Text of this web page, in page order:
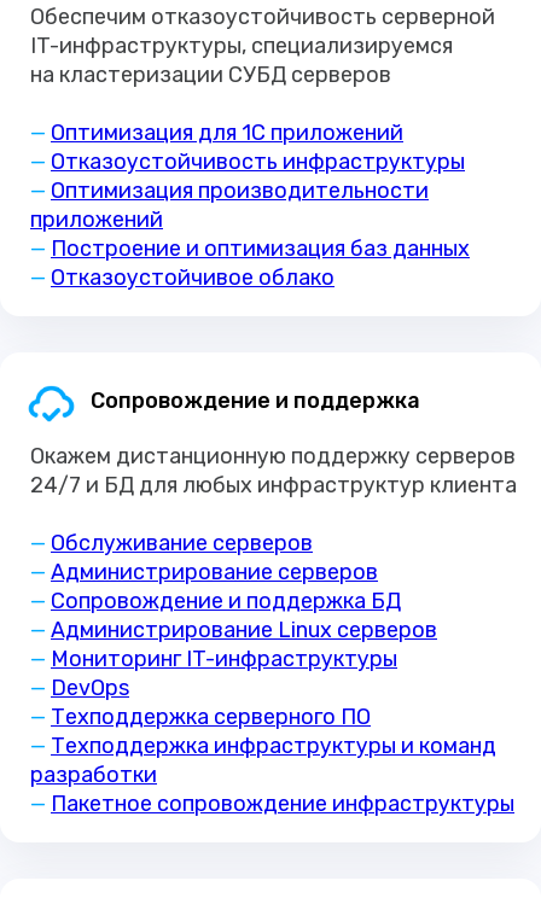
Обеспечим отказоустойчивость серверной
IT-инфраструктуры, специализируемся
на кластеризации СУБД серверов
— Оптимизация для 1С приложений
— Отказоустойчивость инфраструктуры
— Оптимизация производительности
приложений
— Построение и оптимизация баз данных
— Отказоустойчивое облако
Сопровождение и поддержка
Окажем дистанционную поддержку серверов
24/7 и БД для любых инфраструктур клиента
— Обслуживание серверов
— Администрирование серверов
— Сопровождение и поддержка БД
— Администрирование Linux серверов
— Мониторинг IT-инфраструктуры
— DevOps
— Техподдержка серверного ПО
— Техподдержка инфраструктуры и команд
разработки
— Пакетное сопровождение инфраструктуры